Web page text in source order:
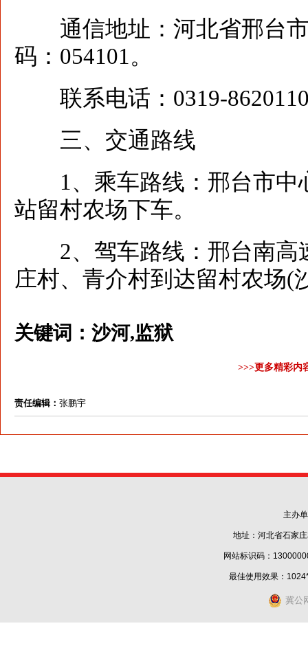
通信地址：河北省邢台市
码：054101。
联系电话：0319-
三、交通路线
1、乘车路线：邢台市中
站留村农场下车。
2、驾车路线：邢台南高
庄村、青介村到达留村农场(
关键词： 沙河,监狱
>>>更多精彩内
责任编辑： 张鹏宇
主办
地址：河北省石家
网站标识码：
最佳使用效果：
冀公